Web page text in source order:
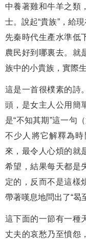
中養著雞和牛羊之類
士。說起“貴族”，給
先秦時代生產水準低
農民好到哪裏去。就
族中的小貴族，實際
這是一首很樸素的詩
頭，是女主人公用簡
是“不知其期”這一句
不少人將它解釋為
來，最令人心煩的就
希望，結果每天都是
定的，反而不是這樣
帶著嘆息地問出了“曷
這下面的一節有一種
丈夫的哀愁乃至憤怨